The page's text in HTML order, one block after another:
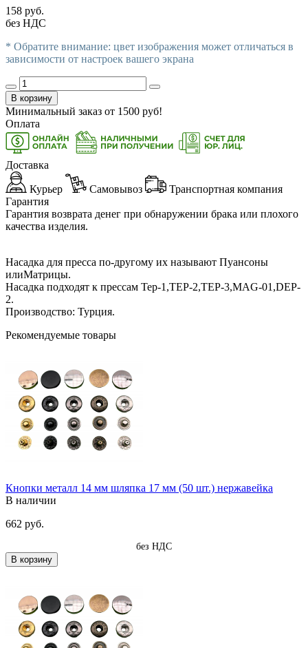
158 руб.
без НДС
* Обратите внимание: цвет изображения может отличаться в
зависимости от настроек вашего экрана
В корзину
Минимальный заказ от 1500 руб!
Оплата
Доставка
Курьер Самовывоз
Транспортная компания
Гарантия
Гарантия возврата денег при обнаружении брака или плохого
качества изделия.
Насадка для пресса по-другому их называют Пуансоны
илиМатрицы.
Насадка подходят к прессам Тер-1,ТЕР-2,ТЕР-3,MAG-01,DEP-
2.
Производство: Турция.
Рекомендуемые товары
Кнопки металл 14 мм шляпка 17 мм (50 шт.) нержавейка
В наличии
662 руб.
без НДС
В корзину